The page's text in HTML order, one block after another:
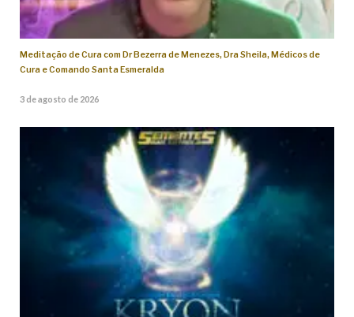
Meditação de Cura com Dr Bezerra de Menezes, Dra Sheila, Médicos de
Cura e Comando Santa Esmeralda
3 de agosto de 2026